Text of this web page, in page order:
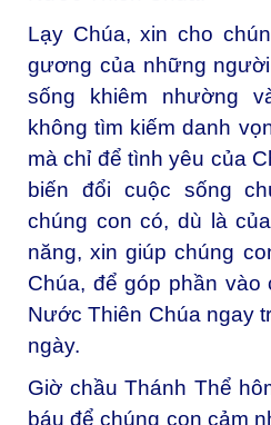
Lạy Chúa, xin cho
gương của những
sống khiêm nhường
không tìm kiếm danh
mà chỉ để tình yêu của
biến đổi cuộc sống
chúng con có, dù là
năng, xin giúp chúng
Chúa, để góp phần
Nước Thiên Chúa ngay
ngày.
Giờ chầu Thánh Thể
báu để chúng con cảm